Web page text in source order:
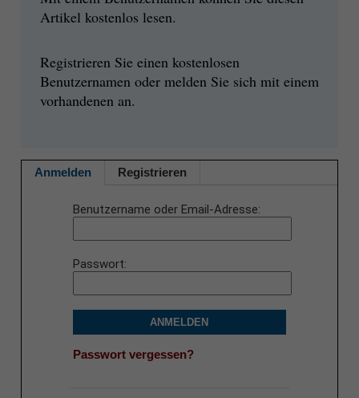
Artikel kostenlos lesen.
Registrieren Sie einen kostenlosen
Benutzernamen oder melden Sie sich mit einem
vorhandenen an.
Anmelden Registrieren
Benutzername oder Email-Adresse
Passwort
ANMELDEN
Passwort vergessen?